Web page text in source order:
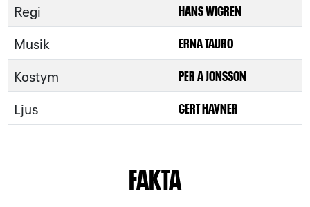
Regi HANS WIGREN
Musik ERNA TAURO
Kostym PER A JONSSON
Ljus GERT HAVNER
FAKTA